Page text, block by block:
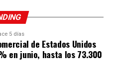
5 días
de Estados Unidos
en junio, hasta los 73.300